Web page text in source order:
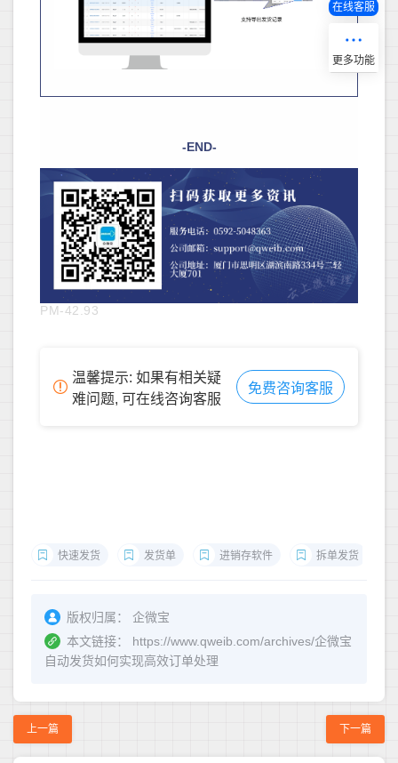
-END-
PM-42.93
温馨提示: 如果有相关疑
难问题, 可在线咨询客服
免费咨询客服
快速发货 发货单 进销存软件 拆单发货
版权归属：
企微宝
本文链接：
https://www.qweib.com/archives/企微宝
自动发货如何实现高效订单处理
上一篇 下一篇
在线客服